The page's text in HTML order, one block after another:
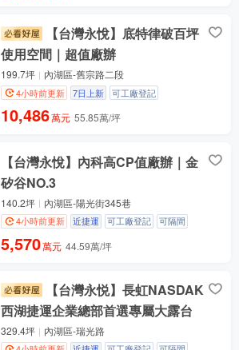
【台灣永悅】底特律破百坪
使用空間｜超值廠辦
199.7坪 內湖區-舊宗路二段
4小時前更新 7日上新 可工廠登記
10,486萬元 55.85萬/坪
【台灣永悅】內科高CP值廠辦｜金
矽谷NO.3
140.2坪 內湖區-陽光街345巷
4小時前更新 近捷運 可工廠登記 可隔間
5,570萬元 44.59萬/坪
【台灣永悦】長虹NASDAK
西湖捷運企業總部首選專屬大露台
329.4坪 內湖區-瑞光路